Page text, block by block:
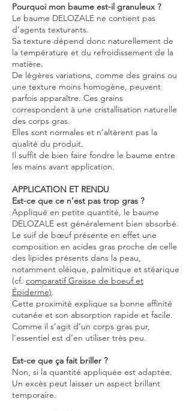
Pourquoi mon baume est-il granuleux ?
Le baume DELOZALE ne contient pas
d’agents texturants.
Sa texture dépend donc naturellement de
la température et du refroidissement de la
matière.
De légères variations, comme des grains ou
une texture moins homogène, peuvent
parfois apparaître. Ces grains
correspondent à une cristallisation naturelle
des corps gras.
Elles sont normales et n’altèrent pas la
qualité du produit.
Il suffit de bien faire fondre le baume entre
les mains avant application.
APPLICATION ET RENDU
Est-ce que ce n’est pas trop gras ?
Appliqué en petite quantité, le baume
DELOZALE est généralement bien absorbé.
Le suif de bœuf présente en effet une
composition en acides gras proche de celle
des lipides présents dans la peau,
notamment oléique, palmitique et stéarique
(cf. comparatif Graisse de boeuf et
Épiderme).
Cette proximité explique sa bonne affinité
cutanée et son absorption rapide et facile.
Comme il s’agit d’un corps gras pur,
l’essentiel est d’en utiliser très peu.
Est-ce que ça fait briller ?
Non, si la quantité appliquée est adaptée.
Un excès peut laisser un aspect brillant
temporaire.